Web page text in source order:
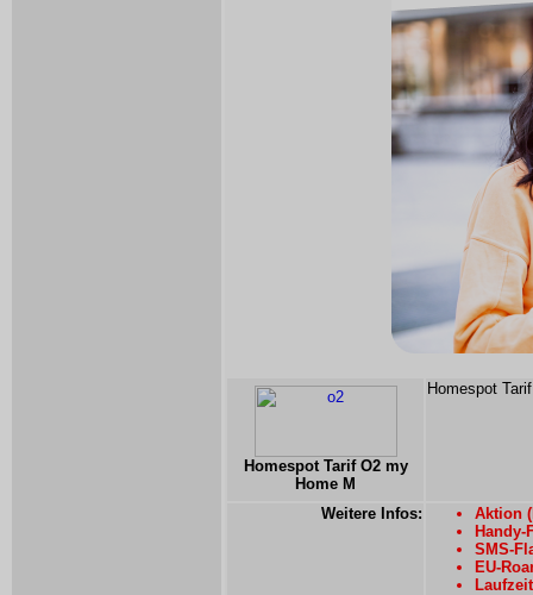
Homespot Tarif O2 my
Home M
Homespot
Weitere Infos:
Aktion
Handy-
SMS-
EU-